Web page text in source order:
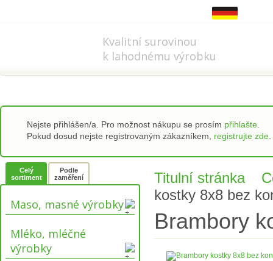
Kvalitní surovinou
k lahodnému výrobku
Nejste přihlášen/a. Pro možnost nákupu se prosím přihlašte
Pokud dosud nejste registrovaným zákazníkem, registrujte zde
Titulní stránka
kostky 8x8 bez
Brambory
Celý
sortiment
Podle
zaměření
Maso, masné výrobky
Mléko, mléčné
výrobky